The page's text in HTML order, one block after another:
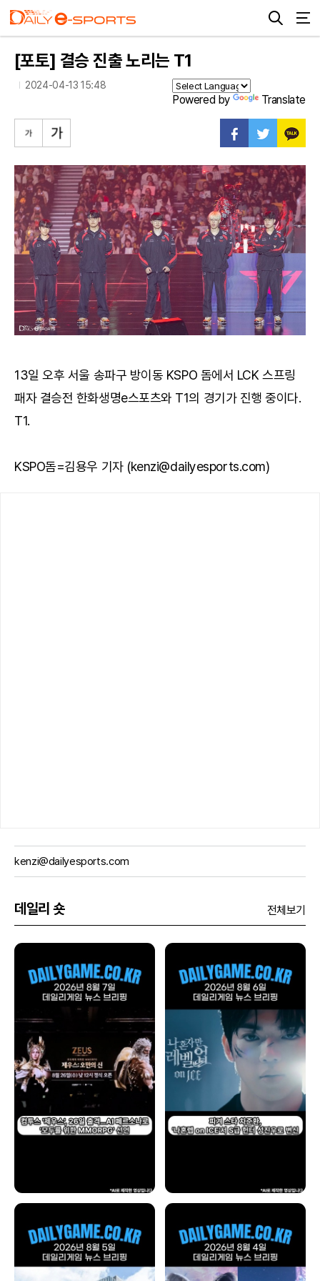
[포토] 결승 진출 노리는 T1
2024-04-13 15:48
Powered by Translate
13일 오후 서울 송파구 방이동 KSPO 돔에서 LCK 스프링
패자 결승전 한화생명e스포츠와 T1의 경기가 진행 중이다.
T1.
KSPO돔=김용우 기자 (kenzi@dailyesports.com)
kenzi@dailyesports.com
데일리 숏 전체보기